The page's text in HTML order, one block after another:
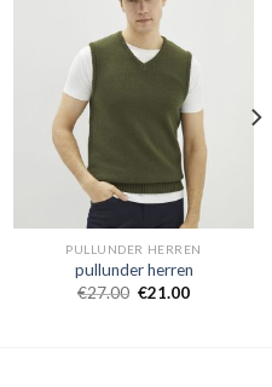
PULLUNDER HERREN
pullunder herren
€27.00 €21.00